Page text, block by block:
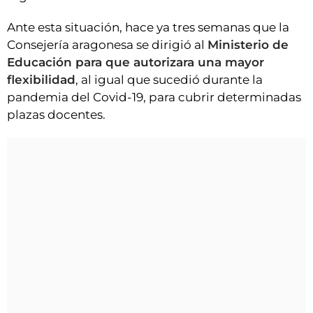
Ante esta situación, hace ya tres semanas que la
Consejería aragonesa se dirigió al Ministerio de
Educación para que autorizara una mayor
flexibilidad, al igual que sucedió durante la
pandemia del Covid-19, para cubrir determinadas
plazas docentes.